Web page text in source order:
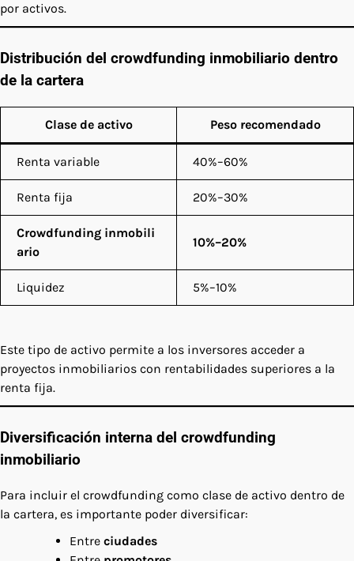
por activos.
Distribución del crowdfunding inmobiliario dentro
de la cartera
Clase de activo Peso recomendado
Renta variable 40%–60%
Renta fija 20%–30%
Crowdfunding inmobili
ario
10%–20%
Liquidez 5%–10%
Este tipo de activo permite a los inversores acceder a
proyectos inmobiliarios con rentabilidades superiores a la
renta fija.
Diversificación interna del crowdfunding
inmobiliario
Para incluir el crowdfunding como clase de activo dentro de
la cartera, es importante poder diversificar:
Entre ciudades